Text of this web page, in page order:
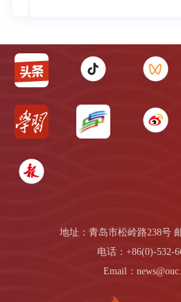
地址：青岛市松岭路238号
电话：+86(0)-532-
Email：